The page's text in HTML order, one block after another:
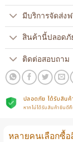
มีบริการจัดส่ง
สินค้านี้ปลอดภั
ติดต่อสอบถาม
ปลอดภัย ได้รับสินค้
หากไม่ได้รับสินค้ายินดีคื
หลายคนเลือกซื้อ